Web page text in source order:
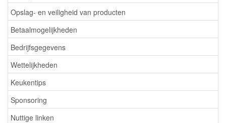
Opslag- en veiligheid van producten
Betaalmogelijkheden
Bedrijfsgegevens
Wettelijkheden
Keukentips
Sponsoring
Nuttige linken